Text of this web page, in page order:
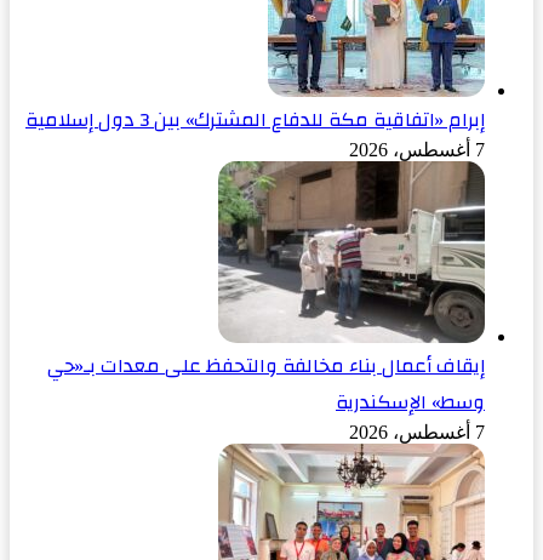
إبرام «اتفاقية مكة للدفاع المشترك» بين 3 دول إسلامية
7 أغسطس، 2026
إيقاف أعمال بناء مخالفة والتحفظ على معدات بـ«حي
وسط» الإسكندرية
7 أغسطس، 2026